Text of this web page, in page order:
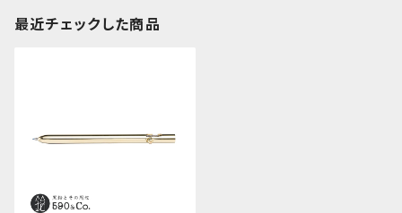
最近チェックした商品